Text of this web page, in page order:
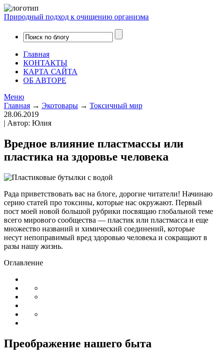
Природный подход к очищению организма
Главная
КОНТАКТЫ
КАРТА САЙТА
ОБ АВТОРЕ
Меню
Главная → Экотовары → Токсичный мир
28.06.2019
| Автор: Юлия
Вредное влияние пластмассы или
пластика на здоровье человека
Рада приветствовать вас на блоге, дорогие читатели! Начинаю
серию статей про токсины, которые нас окружают. Первый
пост моей новой большой рубрики посвящаю глобальной теме
всего мирового сообщества — пластик или пластмасса и еще
множество названий и химический соединений, которые
несут непоправимый вред здоровью человека и сокращают в
разы нашу жизнь.
Оглавление
Преображение нашего быта